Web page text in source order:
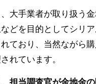
、大手業者が取り扱う
どを目的としてシリ
ており、当然ながら
れています。